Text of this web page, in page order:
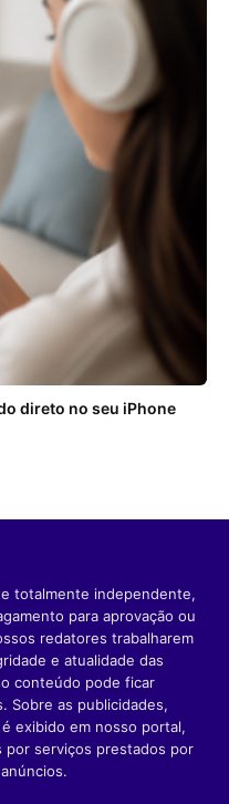
direto no seu iPhone
totalmente independente,
para aprovação ou
redatores trabalharem
e atualidade das
conteúdo pode ficar
Sobre as publicidades,
exibido em nosso portal,
por serviços prestados por